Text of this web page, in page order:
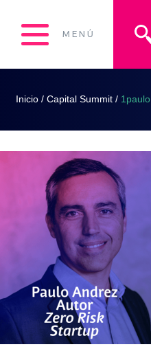
MENÚ
Inicio / Capital Summit / 1paulo